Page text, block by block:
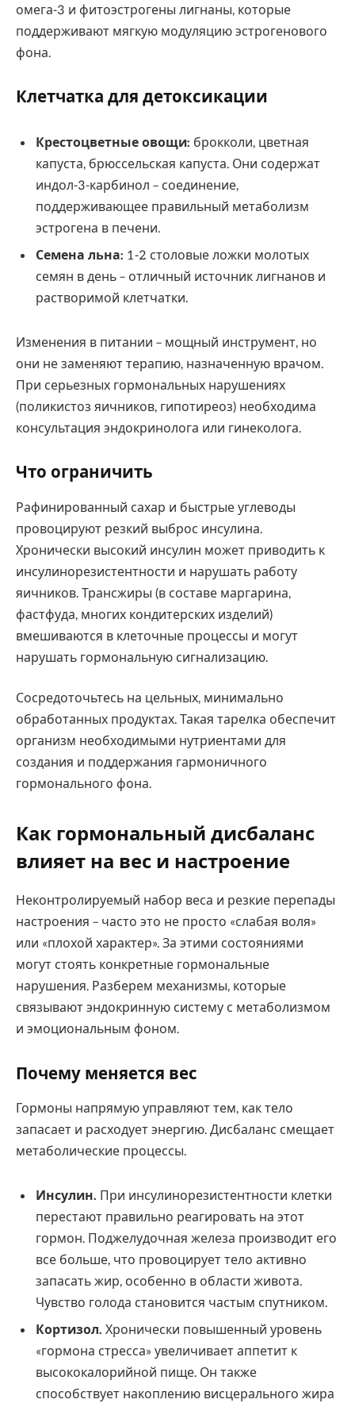
омега-3 и фитоэстрогены лигнаны, которые
поддерживают мягкую модуляцию эстрогенового
фона.
Клетчатка для детоксикации
Крестоцветные овощи: брокколи, цветная
капуста, брюссельская капуста. Они содержат
индол-3-карбинол – соединение,
поддерживающее правильный метаболизм
эстрогена в печени.
Семена льна: 1-2 столовые ложки молотых
семян в день – отличный источник лигнанов и
растворимой клетчатки.
Изменения в питании – мощный инструмент, но
они не заменяют терапию, назначенную врачом.
При серьезных гормональных нарушениях
(поликистоз яичников, гипотиреоз) необходима
консультация эндокринолога или гинеколога.
Что ограничить
Рафинированный сахар и быстрые углеводы
провоцируют резкий выброс инсулина.
Хронически высокий инсулин может приводить к
инсулинорезистентности и нарушать работу
яичников. Трансжиры (в составе маргарина,
фастфуда, многих кондитерских изделий)
вмешиваются в клеточные процессы и могут
нарушать гормональную сигнализацию.
Сосредоточьтесь на цельных, минимально
обработанных продуктах. Такая тарелка обеспечит
организм необходимыми нутриентами для
создания и поддержания гармоничного
гормонального фона.
Как гормональный дисбаланс
влияет на вес и настроение
Неконтролируемый набор веса и резкие перепады
настроения – часто это не просто «слабая воля»
или «плохой характер». За этими состояниями
могут стоять конкретные гормональные
нарушения. Разберем механизмы, которые
связывают эндокринную систему с метаболизмом
и эмоциональным фоном.
Почему меняется вес
Гормоны напрямую управляют тем, как тело
запасает и расходует энергию. Дисбаланс смещает
метаболические процессы.
Инсулин. При инсулинорезистентности клетки
перестают правильно реагировать на этот
гормон. Поджелудочная железа производит его
все больше, что провоцирует тело активно
запасать жир, особенно в области живота.
Чувство голода становится частым спутником.
Кортизол. Хронически повышенный уровень
«гормона стресса» увеличивает аппетит к
высококалорийной пище. Он также
способствует накоплению висцерального жира